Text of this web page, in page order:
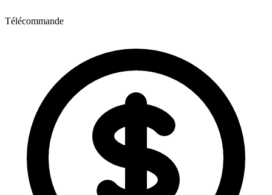
Télécommande